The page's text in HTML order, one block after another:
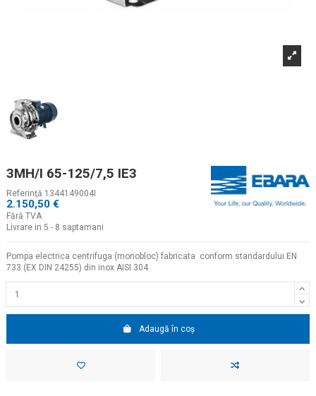
3MH/I 65-125/7,5 IE3
Referinţă 1344149004I
2.150,50 €
Fără TVA
Livrare in 5 - 8 saptamani
Pompa electrica centrifuga (monobloc) fabricata conform standardului EN
733 (EX DIN 24255) din inox AISI 304
Adaugă în coș